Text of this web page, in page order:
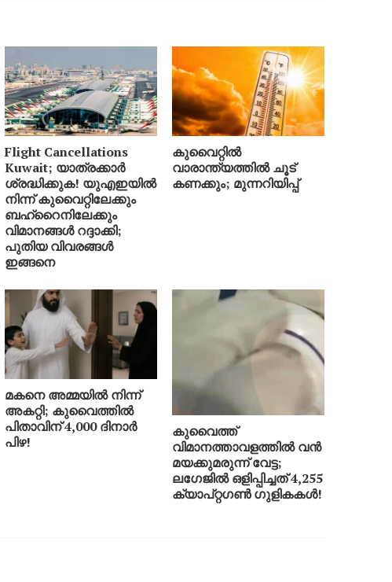
Flight Cancellations
Kuwait; യാത്രക്കാർ
ശ്രദ്ധിക്കുക! യുഎഇയിൽ
നിന്ന് കുവൈറ്റിലേക്കും
ബഹ്‌റൈനിലേക്കും
വിമാനങ്ങൾ റദ്ദാക്കി;
പുതിയ വിവരങ്ങൾ
ഇങ്ങനെ
കുവൈറ്റിൽ
വാരാന്ത്യത്തിൽ ചൂട്
കണക്കും; മുന്നറിയിപ്പ്
മകനെ അമ്മയിൽ നിന്ന്
അകറ്റി; കുവൈത്തിൽ
പിതാവിന് 4,000 ദിനാർ
പിഴ!
കുവൈത്ത്
വിമാനത്താവളത്തിൽ വൻ
മയക്കുമരുന്ന് വേട്ട;
ലഗേജിൽ ഒളിപ്പിച്ചത് 4,255
ക്യാപ്റ്റഗൺ ഗുളികകൾ!